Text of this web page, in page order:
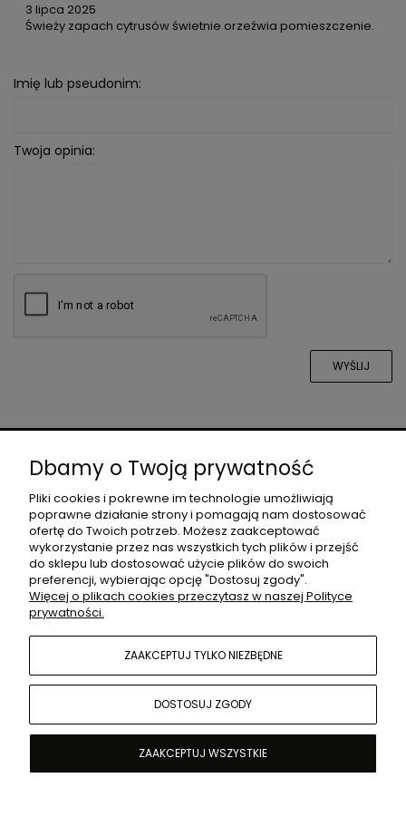
3 lipca 2025
Świeży zapach cytrusów świetnie orzeźwia pomieszczenie.
Imię lub pseudonim:
Twoja opinia:
WYŚLIJ
DLA PROJEKTANTÓW
MOJE KONTO
POMOC
Dbamy o Twoją prywatność
Pliki cookies i pokrewne im technologie umożliwiają
poprawne działanie strony i pomagają nam dostosować
ofertę do Twoich potrzeb. Możesz zaakceptować
wykorzystanie przez nas wszystkich tych plików i przejść
do sklepu lub dostosować użycie plików do swoich
preferencji, wybierając opcję "Dostosuj zgody".
Więcej o plikach cookies przeczytasz w naszej Polityce
prywatności.
ZAAKCEPTUJ TYLKO NIEZBĘDNE
DOSTOSUJ ZGODY
ZAAKCEPTUJ WSZYSTKIE